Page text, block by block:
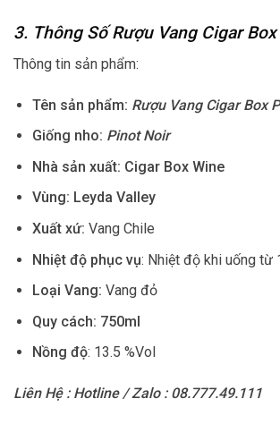
3. Thông Số Rượu Vang Cigar
Thông tin sản phẩm:
Tên sản phẩm: Rượu Vang Cigar Box
Giống nho: Pinot Noir
Nhà sản xuất: Cigar Box Wine
Vùng: Leyda Valley
Xuất xứ: Vang Chile
Nhiệt độ phục vụ: Nhiệt độ khi uống từ
Loại Vang: Vang đỏ
Quy cách: 750ml
Nồng độ: 13.5 %Vol
Liên Hệ : Hotline / Zalo : 08.777.49.111